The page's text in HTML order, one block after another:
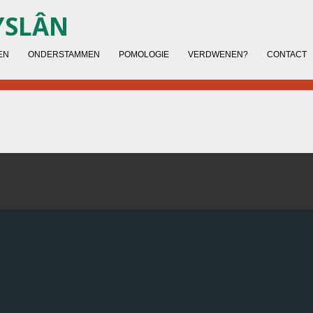
ONDERSTAMMEN POMOLOGIE VERDWENEN? CONTACT